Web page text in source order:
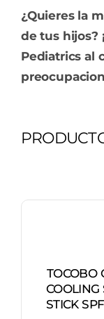
¿Quieres la
de tus hijos?
Pediatrics al
TOCOBO
COOLING
STICK